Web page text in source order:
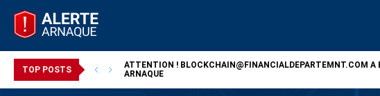
TOP POSTS ATTENTION ! BLOCKCHAIN@FINANCIALDEPARTEMNT.COM A
ARNAQUE